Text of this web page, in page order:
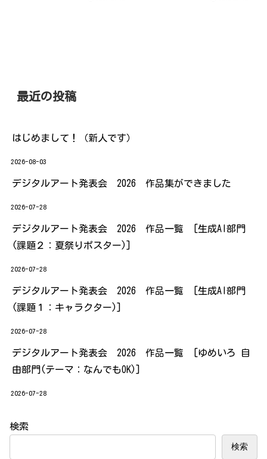
最近の投稿
はじめまして！（新人です）
2026-08-03
デジタルアート発表会 2026 作品集ができました
2026-07-28
デジタルアート発表会 2026 作品一覧 [生成AI部門
(課題２：夏祭りポスター)]
2026-07-28
デジタルアート発表会 2026 作品一覧 [生成AI部門
(課題１：キャラクター)]
2026-07-28
デジタルアート発表会 2026 作品一覧 [ゆめいろ 自
由部門(テーマ：なんでもOK)]
2026-07-28
検索
検索